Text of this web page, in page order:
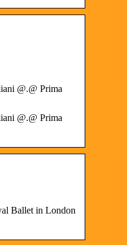
@.@ Prima
@.@ Prima
Ballet in London